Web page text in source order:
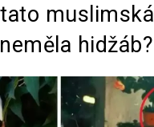
muslimská
hidžáb?